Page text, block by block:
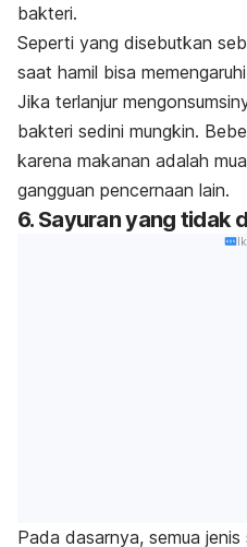
bakteri.
Seperti yang disebutkan
saat hamil bisa
Jika terlanjur
bakteri sedini mungkin.
karena makanan adalah
gangguan pencernaan lain.
6. Sayuran yang tidak
Pada dasarnya, semua